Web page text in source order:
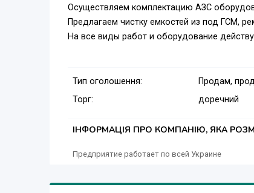
Осуществляем комплектацию АЗС
Предлагаем чистку емкостей из под ГСМ,
На все виды работ и оборудование
Тип оголошення:
Продам,
Торг:
доречний
ІНФОРМАЦІЯ ПРО КОМПАНІЮ, ЯКА
Предприятие работает по всей Украине